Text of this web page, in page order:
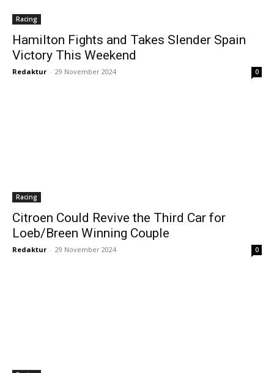
Racing
Hamilton Fights and Takes Slender Spain
Victory This Weekend
Redaktur - 29 November 2024 0
Racing
Citroen Could Revive the Third Car for
Loeb/Breen Winning Couple
Redaktur - 29 November 2024 0